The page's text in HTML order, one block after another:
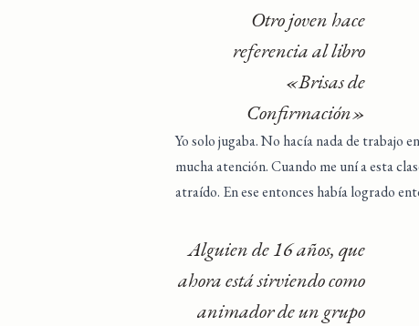
Otro joven hace
referencia al libro
«Brisas de
Confirmación»
Yo solo jugaba. No hacía nada de trabajo
mucha atención. Cuando me uní a esta
atraído. En ese entonces había logrado
Alguien de 16 años, que
ahora está sirviendo como
animador de un grupo